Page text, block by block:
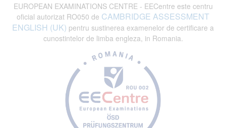
EUROPEAN EXAMINATIONS CENTRE - EECentre este centru
oficial autorizat RO050 de CAMBRIDGE ASSESSMENT
ENGLISH (UK) pentru sustinerea examenelor de certificare a
cunostintelor de limba engleza, in Romania.